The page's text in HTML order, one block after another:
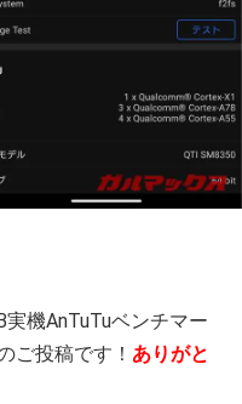
機AnTuTuベンチマー
ご投稿です！ ありがと